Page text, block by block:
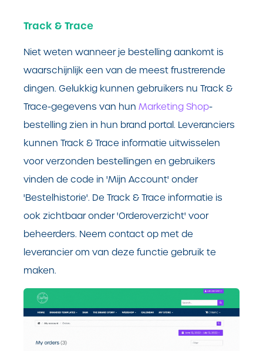
Track & Trace
Niet weten wanneer je bestelling aankomt is
waarschijnlijk een van de meest frustrerende
dingen. Gelukkig kunnen gebruikers nu Track &
Trace-gegevens van hun Marketing Shop-
bestelling zien in hun brand portal. Leveranciers
kunnen Track & Trace informatie uitwisselen
voor verzonden bestellingen en gebruikers
vinden de code in 'Mijn Account' onder
'Bestelhistorie'. De Track & Trace informatie is
ook zichtbaar onder 'Orderoverzicht' voor
beheerders. Neem contact op met de
leverancier om van deze functie gebruik te
maken.